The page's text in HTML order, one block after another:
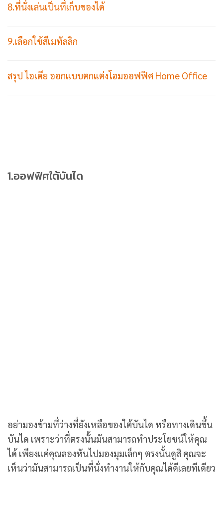
8.ที่นั่งเล่นเป็นที่เก็บของได้
9.เลือกใช้สีเมทัลลิก
สรุป ไอเดีย ออกแบบตกแต่งโฮมออฟฟิศ Home Office
1.ออฟฟิศใต้บันได
อย่ามองข้ามที่ว่างที่ยังเหลือของใต้บันได หรือทางเดินขึ้น
บันได เพราะว่าที่ตรงนั้นมันสามารถทำประโยชน์ให้คุณ
ได้ เพียงแค่คุณลองหันไปมองมุมเล็กๆ ตรงนั้นดูสิ คุณจะ
เห็นว่ามันสามารถเป็นที่นั่งทำงานให้กับคุณได้ดีเลยทีเดียว